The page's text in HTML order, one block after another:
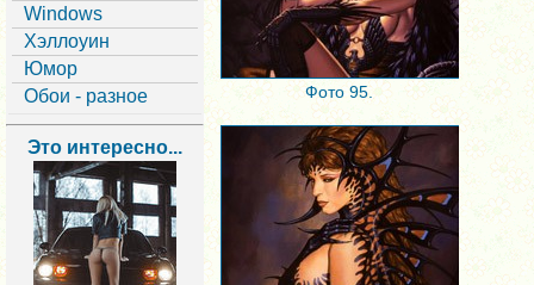
Windows
Хэллоуин
Юмор
Обои - разное
Это интересно...
Фото 95.